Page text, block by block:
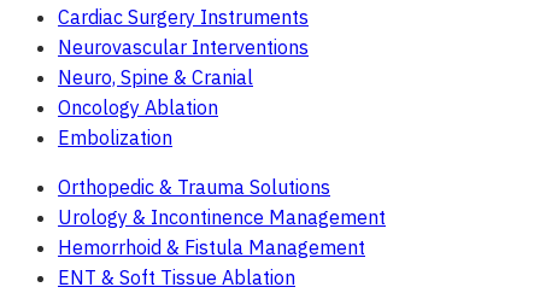
Cardiac Surgery Instruments
Neurovascular Interventions
Neuro, Spine & Cranial
Oncology Ablation
Embolization
Orthopedic & Trauma Solutions
Urology & Incontinence Management
Hemorrhoid & Fistula Management
ENT & Soft Tissue Ablation